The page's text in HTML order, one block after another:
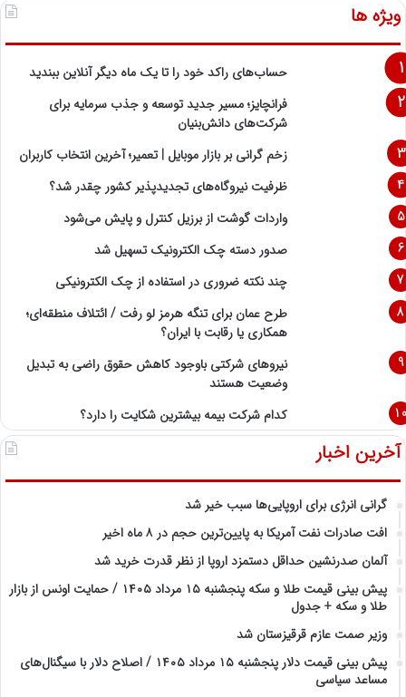
ویژه ها
حساب‌های راکد خود را تا یک ماه دیگر آنلاین ببندید
فرانچایز؛ مسیر جدید توسعه و جذب سرمایه برای
شرکت‌های دانش‌بنیان
زخم گرانی بر بازار موبایل | تعمیر؛ آخرین انتخاب کاربران
ظرفیت نیروگاه‌های تجدیدپذیر کشور چقدر شد؟
واردات گوشت از برزیل کنترل و پایش می‌شود
صدور دسته چک الکترونیک تسهیل شد
چند نکته ضروری در استفاده از چک الکترونیکی
طرح عمان برای تنگه هرمز لو رفت / ائتلاف منطقه‌ای؛
همکاری یا رقابت با ایران؟
نیروهای شرکتی باوجود کاهش حقوق راضی به تبدیل
وضعیت هستند
کدام شرکت بیمه بیشترین شکایت را دارد؟
آخرین اخبار
گرانی انرژی برای اروپایی‌ها سبب خیر شد
افت صادرات نفت آمریکا به پایین‌ترین حجم در ۸ ماه اخیر
آلمان صدرنشین حداقل دستمزد اروپا از نظر قدرت خرید شد
پیش‌ بینی قیمت طلا و سکه پنجشنبه ۱۵ مرداد ۱۴۰۵ / حمایت اونس از بازار
طلا و سکه + جدول
وزیر صمت عازم قرقیزستان شد
پیش ‌بینی قیمت دلار پنجشنبه ۱۵ مرداد ۱۴۰۵ / اصلاح دلار با سیگنال‌های
مساعد سیاسی